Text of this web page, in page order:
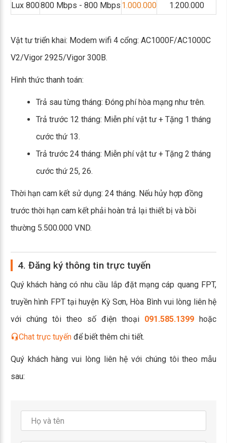
Lux 800800 Mbps - 800 Mbps 1.000.000 1.200.000
Vật tư triển khai: Modem wifi 4 cổng: AC1000F/AC1000C
V2/Vigor 2925/Vigor 300B.
Hình thức thanh toán:
Trả sau từng tháng: Đóng phí hòa mạng như trên.
Trả trước 12 tháng: Miễn phí vật tư + Tặng 1 tháng
cước thứ 13.
Trả trước 24 tháng: Miễn phí vật tư + Tặng 2 tháng
cước thứ 25, 26.
Thời hạn cam kết sử dụng: 24 tháng. Nếu hủy hợp đồng
trước thời hạn cam kết phải hoàn trả lại thiết bị và bồi
thường 5.500.000 VND.
4. Đăng ký thông tin trực tuyến
Quý khách hàng có nhu cầu lắp đặt mạng cáp quang FPT,
truyền hình FPT tại huyện Kỳ Sơn, Hòa Bình vui lòng liên hệ
với chúng tôi theo số điện thoại 091.585.1399 hoặc
Chat trực tuyến để biết thêm chi tiết.
Quý khách hàng vui lòng liên hệ với chúng tôi theo mẫu
sau: